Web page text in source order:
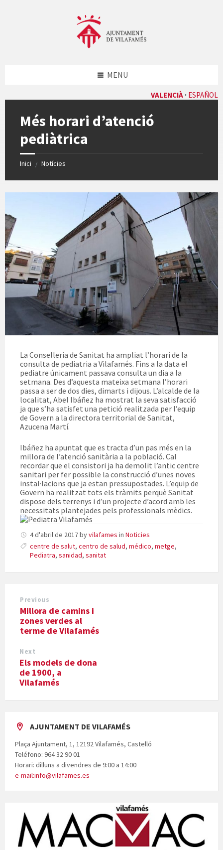
VALENCIÀ ESPAÑOL
MENU
Més horari d’atenció
pediàtrica
Inici / Notícies
La Conselleria de Sanitat ha ampliat l’horari de la
consulta de pediatria a Vilafamés. Fins a la data el
pediatre únicament passava consulta un dia a la
setmana. Des d’aquesta mateixa setmana l’horari
passa a ser de dos dies, dimarts i dijous. L’alcalde de la
localitat, Abel Ibáñez ha mostrat la seva satisfacció
ja que s’ha satisfet una petició realitzada per l’equip
de Govern a la directora territorial de Sanitat,
Azucena Martí.
Ibáñez ha apuntat que es tracta d’un pas més en la
millora de l’atenció sanitària a la població. Cal
recordar que el consistori ja ha demolit l’antic centre
sanitari per fer possible la construcció d’unes noves
instal·lacions que ja estan pressupostades. L’equip de
Govern ha realitzat tots els tràmits perquè Sanitat
dispose dels terrenys i d’un projecte d’acord amb les
necessitats plantejades pels professionals mèdics.
4 d'abril de 2017byvilafames in Noticies
centre de salut, centro de salud, médico, metge,
Pediatra, sanidad, sanitat
Previous
Millora de camins i
zones verdes al
terme de Vilafamés
Next
Els models de dona
de 1900, a
Vilafamés
AJUNTAMENT DE VILAFAMÉS
Plaça Ajuntament, 1, 12192 Vilafamés, Castelló
Teléfono: 964 32 90 01
Horari: dilluns a divendres de 9:00 a 14:00
e-mail:info@vilafames.es